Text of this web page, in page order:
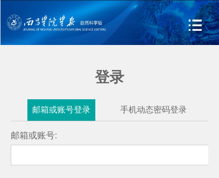
登录
邮箱或账号登录 手机动态密码登录
邮箱或账号: